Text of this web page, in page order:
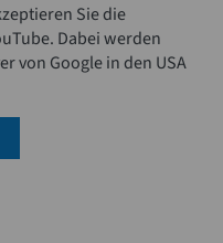
Sie die
Dabei werden
von Google in den USA